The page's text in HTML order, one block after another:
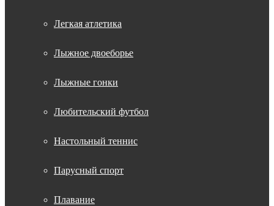
Легкая атлетика
Лыжное двоеборье
Лыжные гонки
Любительский футбол
Настольный теннис
Парусный спорт
Плавание